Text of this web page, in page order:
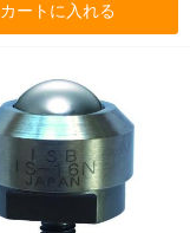
カートに入れる